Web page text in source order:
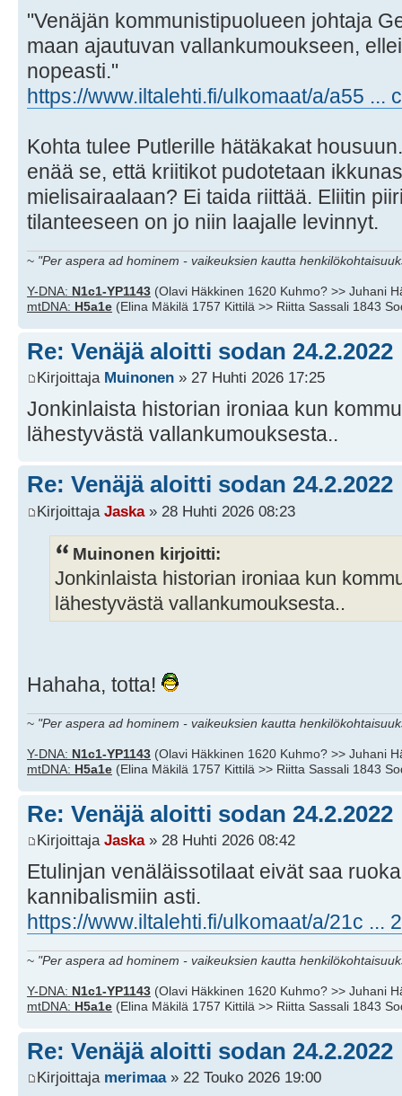
"Venäjän kommunistipuolueen johtaja
maan ajautuvan vallankumoukseen,
nopeasti."
https://www.iltalehti.fi/ulkomaat/a/a55 ...
Kohta tulee Putlerille hätäkakat
enää se, että kriitikot pudotetaan
mielisairaalaan? Ei taida riittää. Eliitin
tilanteeseen on jo niin laajalle levinnyt.
~ "Per aspera ad hominem - vaikeuksien kautta
Y-DNA: N1c1-YP1143 (Olavi Häkkinen 1620 Kuhmo? >> Juhani
mtDNA: H5a1e (Elina Mäkilä 1757 Kittilä >> Riitta Sassali 1843
Re: Venäjä aloitti sodan 24.2.2022
Kirjoittaja Muinonen » 27 Huhti 2026 17:25
Jonkinlaista historian ironiaa kun
lähestyvästä vallankumouksesta..
Re: Venäjä aloitti sodan 24.2.2022
Kirjoittaja Jaska» 28 Huhti 2026 08:23
Muinonen kirjoitti:
Jonkinlaista historian ironiaa kun
lähestyvästä vallankumouksesta..
Hahaha, totta!
~ "Per aspera ad hominem - vaikeuksien kautta
Y-DNA: N1c1-YP1143 (Olavi Häkkinen 1620 Kuhmo? >> Juhani
mtDNA: H5a1e (Elina Mäkilä 1757 Kittilä >> Riitta Sassali 1843
Re: Venäjä aloitti sodan 24.2.2022
Kirjoittaja Jaska» 28 Huhti 2026 08:42
Etulinjan venäläissotilaat eivät saa
kannibalismiin asti.
https://www.iltalehti.fi/ulkomaat/a/21c ...
~ "Per aspera ad hominem - vaikeuksien kautta
Y-DNA: N1c1-YP1143 (Olavi Häkkinen 1620 Kuhmo? >> Juhani
mtDNA: H5a1e (Elina Mäkilä 1757 Kittilä >> Riitta Sassali 1843
Re: Venäjä aloitti sodan 24.2.2022
Kirjoittaja merimaa» 22 Touko 2026 19:00